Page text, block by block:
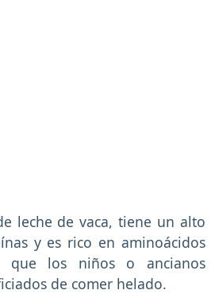
leche de vaca, tiene un alto
y es rico en aminoácidos
que los niños o ancianos
de comer helado.